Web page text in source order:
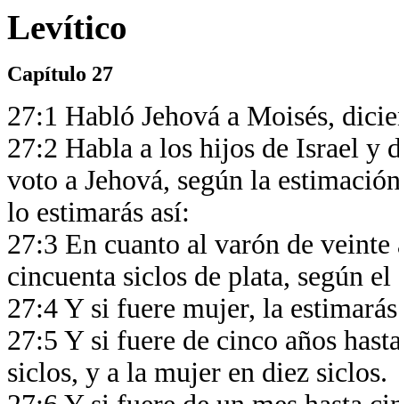
Levítico
Capítulo 27
27:1 Habló Jehová a Moisés,
27:2 Habla a los hijos de Israel y
voto a Jehová, según la
lo estimarás así:
27:3 En cuanto al varón de veinte
cincuenta siclos de plata, según
27:4 Y si fuere mujer, la
27:5 Y si fuere de cinco años
siclos, y a la mujer en diez siclos.